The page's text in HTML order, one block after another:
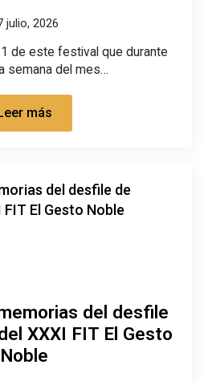
julio, 2026
de este festival que durante
semana del mes…
más
del desfile
XXXI FIT El Gesto
Noble